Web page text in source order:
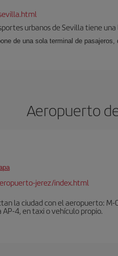
urbanos de Sevilla tiene
de una sola terminal de
Aeropuerto
jerez/index.html
la ciudad con el aeropuerto:
4, en taxi o vehículo propio.